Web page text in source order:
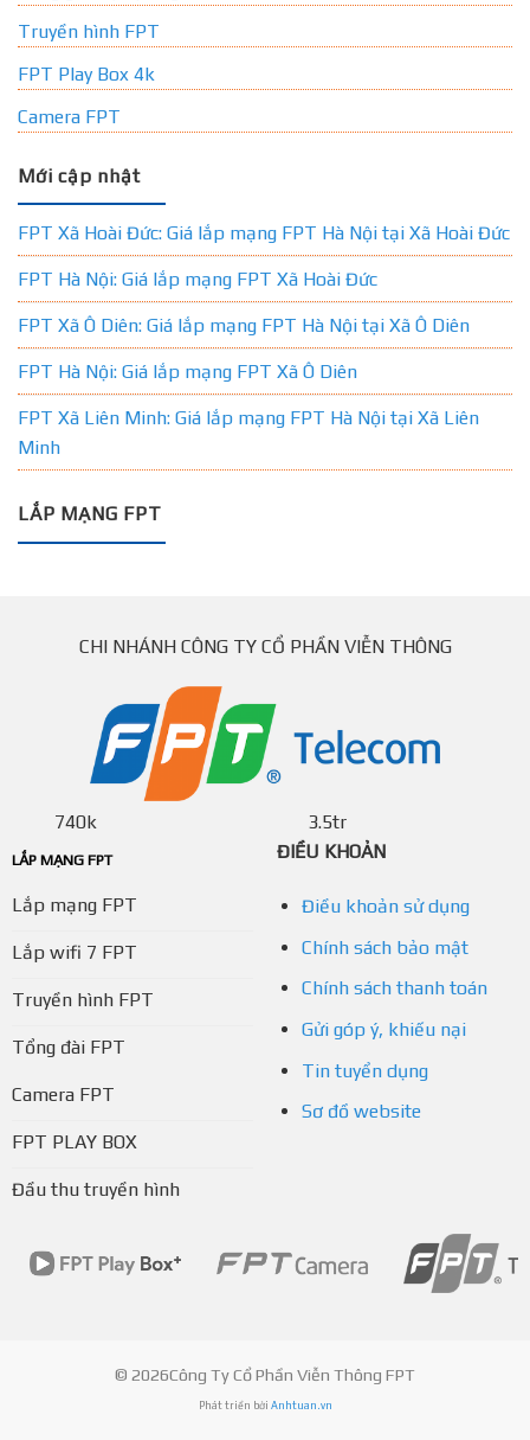
Truyền hình FPT
FPT Play Box 4k
Camera FPT
Mới cập nhật
FPT Xã Hoài Đức: Giá lắp mạng FPT Hà Nội tại Xã Hoài Đức
FPT Hà Nội: Giá lắp mạng FPT Xã Hoài Đức
FPT Xã Ô Diên: Giá lắp mạng FPT Hà Nội tại Xã Ô Diên
FPT Hà Nội: Giá lắp mạng FPT Xã Ô Diên
FPT Xã Liên Minh: Giá lắp mạng FPT Hà Nội tại Xã Liên
Minh
LẮP MẠNG FPT
CHI NHÁNH CÔNG TY CỔ PHẦN VIỄN THÔNG
740k 3.5tr
LẮP MẠNG FPT
Lắp mạng FPT
Lắp wifi 7 FPT
Truyền hình FPT
Tổng đài FPT
Camera FPT
FPT PLAY BOX
Đầu thu truyền hình
ĐIỀU KHOẢN
Điều khoản sử dụng
Chính sách bảo mật
Chính sách thanh toán
Gửi góp ý, khiếu nại
Tin tuyển dụng
Sơ đồ website
© 2026Công Ty Cổ Phần Viễn Thông FPT
Phát triển bởi Anhtuan.vn